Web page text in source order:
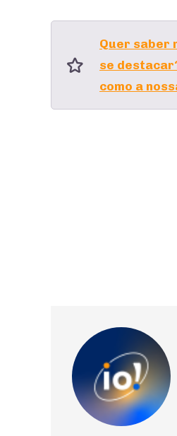
Quer saber
se
como a